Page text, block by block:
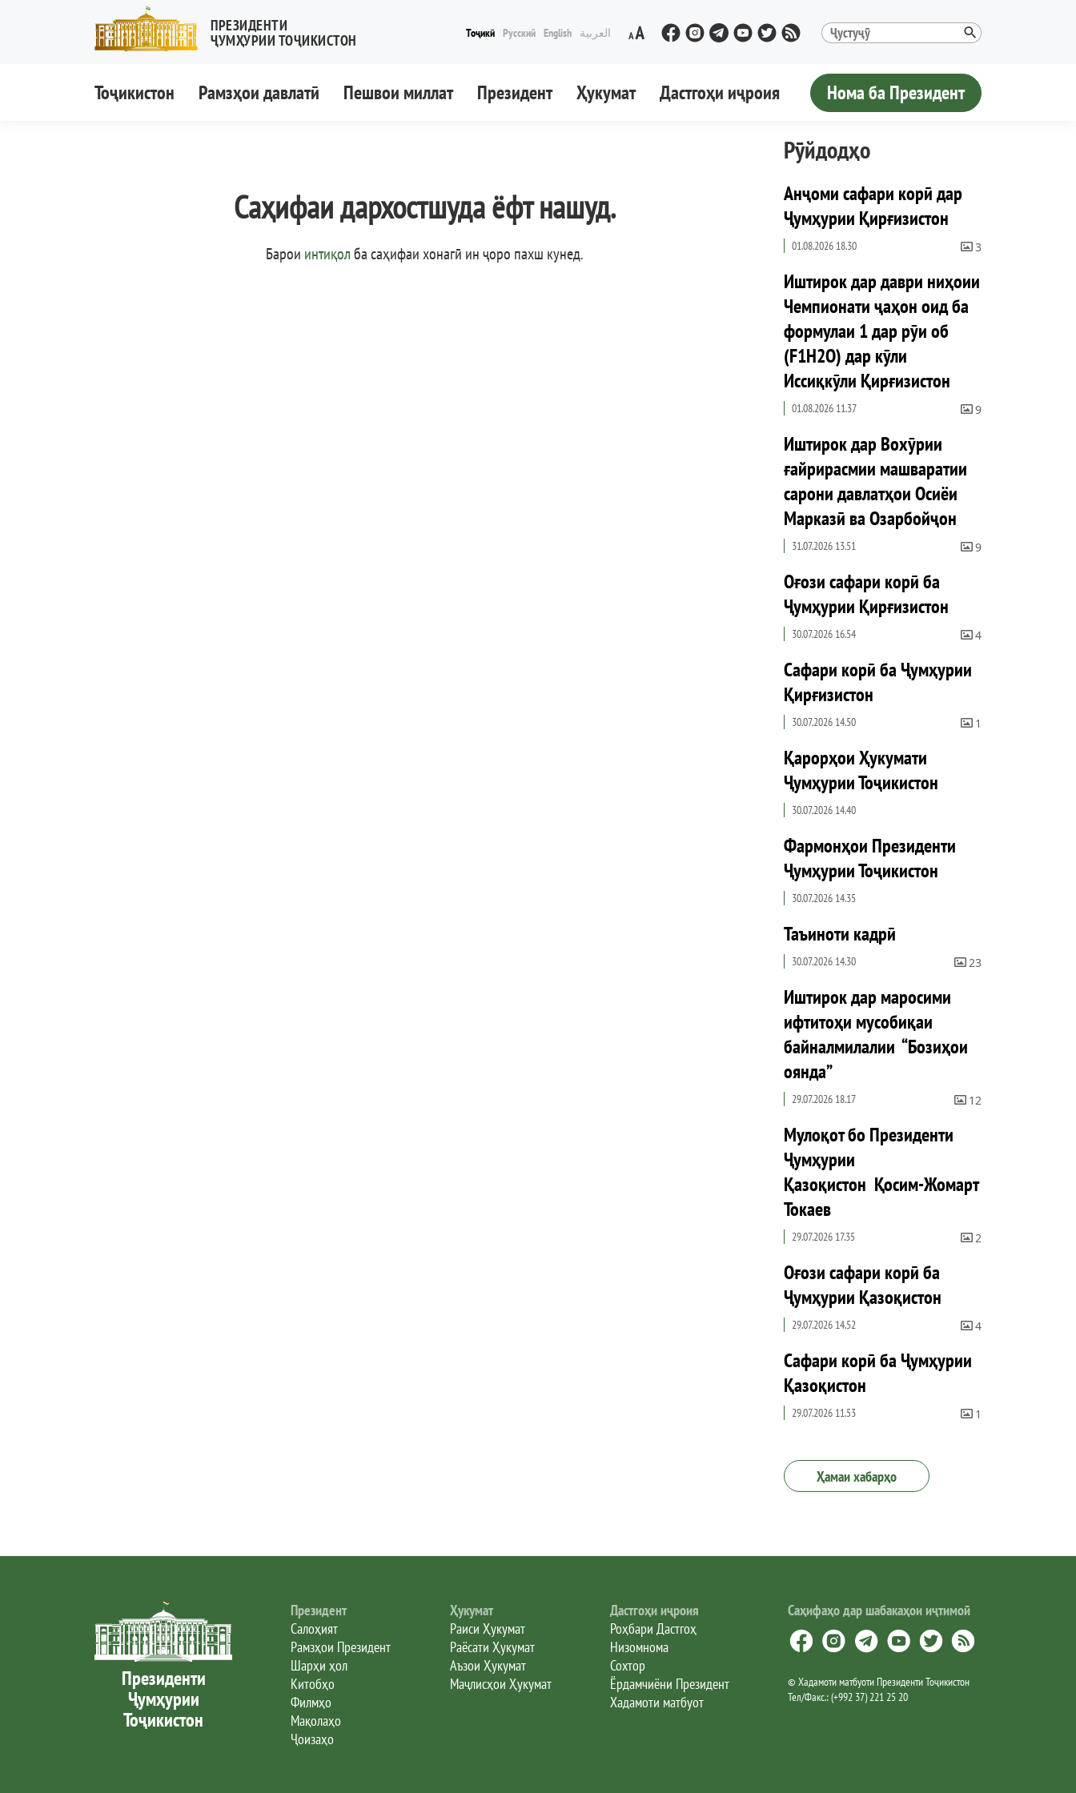
ПРЕЗИДЕНТИ
ҶУМҲУРИИ ТОҶИКИСТОН
Тоҷикӣ Русский English العربية
Тоҷикистон Рамзҳои давлатӣ Пешвои миллат Президент Ҳукумат Дастгоҳи иҷроия Нома ба Президент
Саҳифаи дархостшуда ёфт нашуд.
Барои интиқолба саҳифаи хонагӣ ин ҷоро пахш кунед.
Рӯйдодҳо
Анҷоми сафари корӣ дар
Ҷумҳурии Қирғизистон
01.08.2026 18.30 3
Иштирок дар даври ниҳоии
Чемпионати ҷаҳон оид ба
формулаи 1 дар рӯи об
(F1H2O) дар кӯли
Иссиқкӯли Қирғизистон
01.08.2026 11.37 9
Иштирок дар Вохӯрии
ғайрирасмии машваратии
сарони давлатҳои Осиёи
Марказӣ ва Озарбойҷон
31.07.2026 13.51 9
Оғози сафари корӣ ба
Ҷумҳурии Қирғизистон
30.07.2026 16.54 4
Сафари корӣ ба Ҷумҳурии
Қирғизистон
30.07.2026 14.50 1
Қарорҳои Ҳукумати
Ҷумҳурии Тоҷикистон
30.07.2026 14.40
Фармонҳои Президенти
Ҷумҳурии Тоҷикистон
30.07.2026 14.35
Таъиноти кадрӣ
30.07.2026 14.30 23
Иштирок дар маросими
ифтитоҳи мусобиқаи
байналмилалии “Бозиҳои
оянда”
29.07.2026 18.17 12
Мулоқот бо Президенти
Ҷумҳурии
Қазоқистон Қосим-Жомарт
Токаев
29.07.2026 17.35 2
Оғози сафари корӣ ба
Ҷумҳурии Қазоқистон
29.07.2026 14.52 4
Сафари корӣ ба Ҷумҳурии
Қазоқистон
29.07.2026 11.53 1
Ҳамаи хабарҳо
Президенти
Ҷумҳурии
Тоҷикистон
Президент
Салоҳият
Рамзҳои Президент
Шарҳи ҳол
Китобҳо
Филмҳо
Мақолаҳо
Ҷоизаҳо
Ҳукумат
Раиси Ҳукумат
Раёсати Ҳукумат
Аъзои Ҳукумат
Маҷлисҳои Ҳукумат
Дастгоҳи иҷроия
Роҳбари Дастгоҳ
Низомнома
Сохтор
Ёрдамчиёни Президент
Хадамоти матбуот
Саҳифаҳо дар шабакаҳои иҷтимоӣ
© Хадамоти матбуоти Президенти Тоҷикистон
Тел/Факс.:(+992 37) 221 25 20